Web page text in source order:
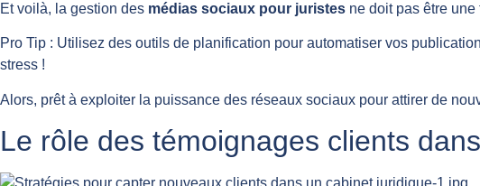
Et voilà, la gestion des médias sociaux pour juristes ne doit pas être une
Pro Tip : Utilisez des outils de planification pour automatiser vos
stress !
Alors, prêt à exploiter la puissance des réseaux sociaux pour attirer de
Le rôle des témoignages clients